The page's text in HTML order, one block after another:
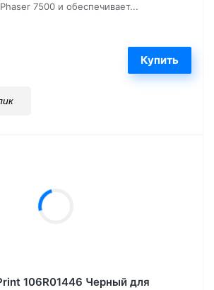
7500 и обеспечивает...
106R01446 Черный для